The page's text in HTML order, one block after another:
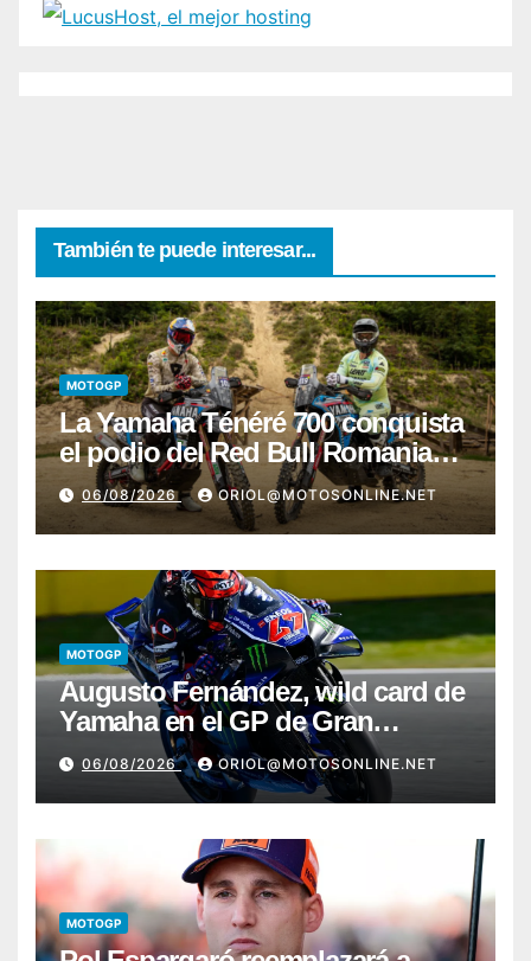
También te puede interesar...
MOTOGP
La Yamaha Ténéré 700 conquista
el podio del Red Bull Romaniacs
2026 con Pol Tarrés
06/08/2026 ORIOL@MOTOSONLINE.NET
MOTOGP
Augusto Fernández, wild card de
Yamaha en el GP de Gran
Bretaña
06/08/2026 ORIOL@MOTOSONLINE.NET
MOTOGP